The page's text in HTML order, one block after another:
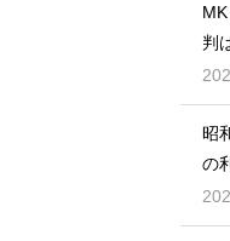
判
検
昭
の
態